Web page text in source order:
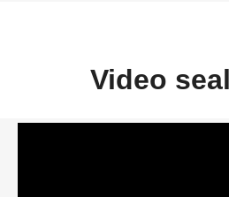
Video